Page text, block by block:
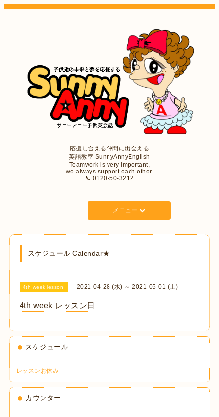
応援し合える仲間に出会える
英語教室 SunnyAnnyEnglish
Teamwork is very important,
we always support each other.
📞 0120-50-3212
メニュー
スケジュール Calendar★
4th week lesson 2021-04-28 (水) ～ 2021-05-01 (土)
4th week レッスン日
スケジュール
レッスンお休み
カウンター